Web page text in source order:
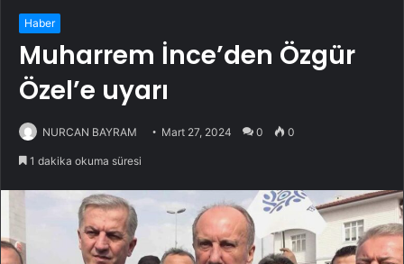
Haber
Muharrem İnce’den Özgür
Özel’e uyarı
NURCAN BAYRAM Mart 27, 2024 0 0
1 dakika okuma süresi